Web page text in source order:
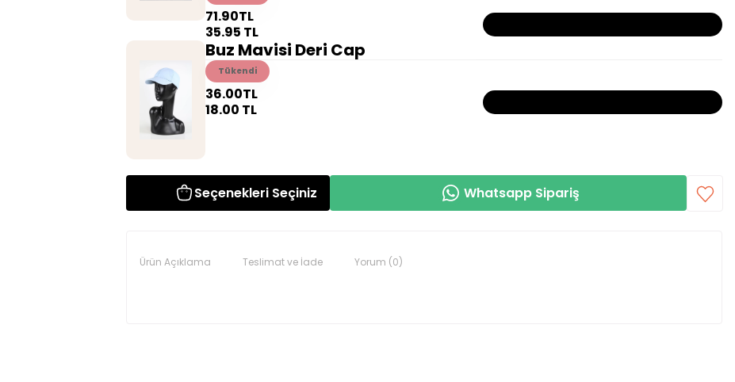
71.90TL
35.95 TL
Buz Mavisi Deri Cap
Tükendi
36.00TL
18.00 TL
Seçenekleri Seçiniz Whatsapp Sipariş
Ürün Açıklama Teslimat ve İade Yorum (0)